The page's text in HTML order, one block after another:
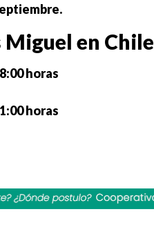
en Chile
horas
horas